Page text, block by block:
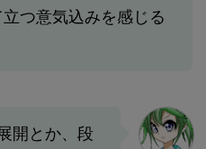
つ意気込みを感じる
開とか、段